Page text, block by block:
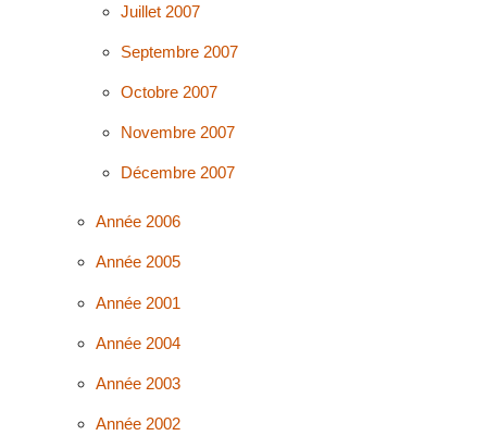
Juillet 2007
Septembre 2007
Octobre 2007
Novembre 2007
Décembre 2007
Année 2006
Année 2005
Année 2001
Année 2004
Année 2003
Année 2002